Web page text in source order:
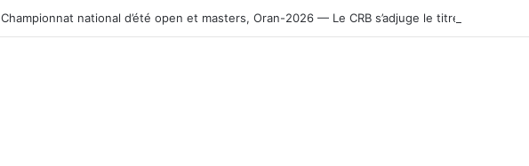
Championnat national d’été open et masters, Oran-2026 — Le CRB s’adjuge le titre